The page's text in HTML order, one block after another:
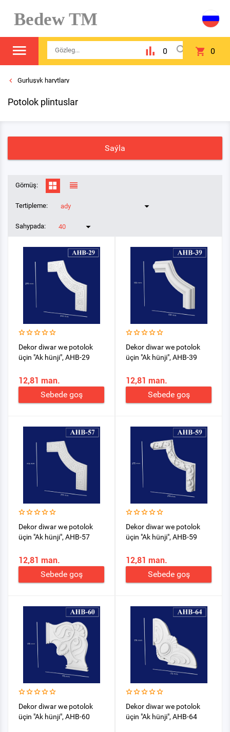
Bedew TM
0 0
Gurluşyk harytlary
Potolok plintuslar
Saýla
Görnüş:
Tertipleme: ady
Sahypada: 40
Dekor diwar we potolok
üçin "Ak hünji", AHB-29
12,81 man.
Sebede goş
Dekor diwar we potolok
üçin "Ak hünji", AHB-39
12,81 man.
Sebede goş
Dekor diwar we potolok
üçin "Ak hünji", AHB-57
12,81 man.
Sebede goş
Dekor diwar we potolok
üçin "Ak hünji", AHB-59
12,81 man.
Sebede goş
Dekor diwar we potolok
üçin "Ak hünji", AHB-60
Dekor diwar we potolok
üçin "Ak hünji", AHB-64